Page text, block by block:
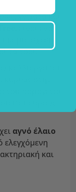
), γνωστό και
καμία σχέση
το τσάι.
αγνό έλαιο
ελεγχόμενη
και